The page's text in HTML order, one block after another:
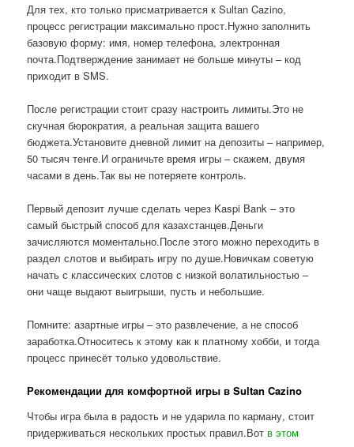
Для тех, кто только присматривается к Sultan Cazino,
процесс регистрации максимально прост.Нужно заполнить
базовую форму: имя, номер телефона, электронная
почта.Подтверждение занимает не больше минуты – код
приходит в SMS.
После регистрации стоит сразу настроить лимиты.Это не
скучная бюрократия, а реальная защита вашего
бюджета.Установите дневной лимит на депозиты – например,
50 тысяч тенге.И ограничьте время игры – скажем, двумя
часами в день.Так вы не потеряете контроль.
Первый депозит лучше сделать через Kaspi Bank – это
самый быстрый способ для казахстанцев.Деньги
зачисляются моментально.После этого можно переходить в
раздел слотов и выбирать игру по душе.Новичкам советую
начать с классических слотов с низкой волатильностью –
они чаще выдают выигрыши, пусть и небольшие.
Помните: азартные игры – это развлечение, а не способ
заработка.Относитесь к этому как к платному хобби, и тогда
процесс принесёт только удовольствие.
Рекомендации для комфортной игры в Sultan Cazino
Чтобы игра была в радость и не ударила по карману, стоит
придерживаться нескольких простых правил.Вотв этом